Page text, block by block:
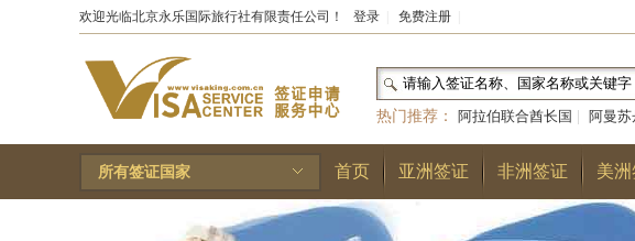
欢迎光临北京永乐国际旅行社有限责任公司！ 登录 免费注册
热门推荐： 阿拉伯联合酋长国 阿曼苏
和国|布基纳法索|巴勒斯坦国|阿尔
林王国|安道尔公国|
所有签证国家 首页 亚洲签证 非洲签证 美